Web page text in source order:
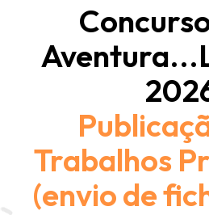
Trabalhos
(envio de